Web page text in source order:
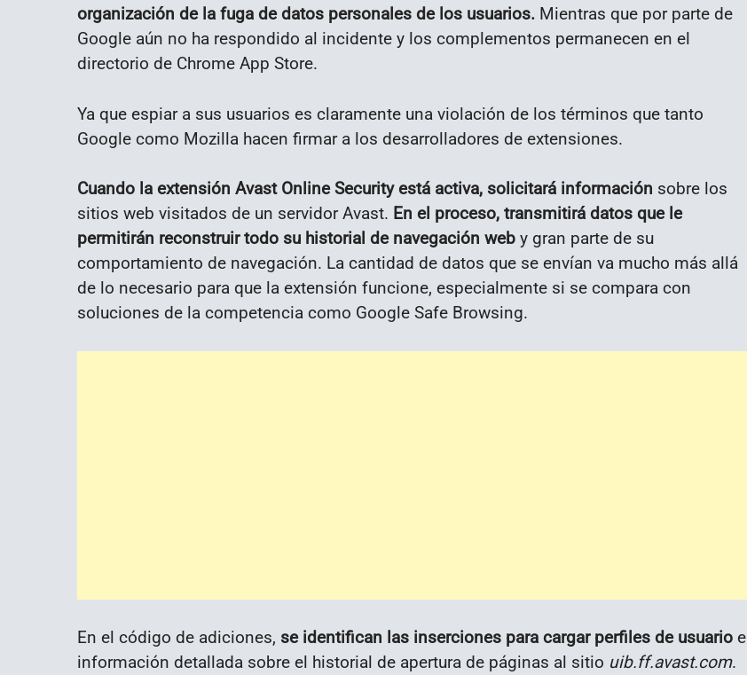
organización de la fuga de datos personales de los usuarios. Mientras que por parte de
Google aún no ha respondido al incidente y los complementos permanecen en el
directorio de Chrome App Store.
Ya que espiar a sus usuarios es claramente una violación de los términos que tanto
Google como Mozilla hacen firmar a los desarrolladores de extensiones.
Cuando la extensión Avast Online Security está activa, solicitará información sobre los
sitios web visitados de un servidor Avast. En el proceso, transmitirá datos que le
permitirán reconstruir todo su historial de navegación web y gran parte de su
comportamiento de navegación. La cantidad de datos que se envían va mucho más allá
de lo necesario para que la extensión funcione, especialmente si se compara con
soluciones de la competencia como Google Safe Browsing.
En el código de adiciones, se identifican las inserciones para cargar perfiles de usuario e
información detallada sobre el historial de apertura de páginas al sitio uib.ff.avast.com.